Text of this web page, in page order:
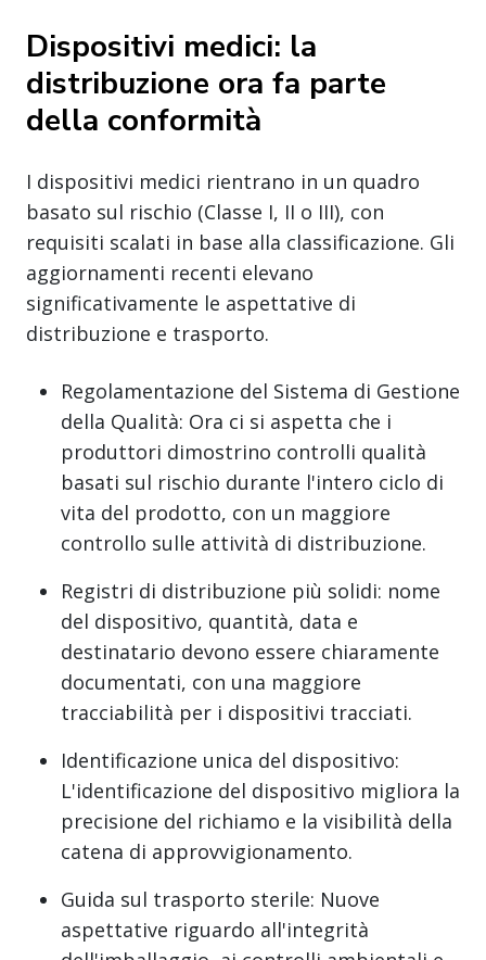
Dispositivi medici: la
distribuzione ora fa parte
della conformità
I dispositivi medici rientrano in un quadro
basato sul rischio (Classe I, II o III), con
requisiti scalati in base alla classificazione. Gli
aggiornamenti recenti elevano
significativamente le aspettative di
distribuzione e trasporto.
Regolamentazione del Sistema di Gestione
della Qualità: Ora ci si aspetta che i
produttori dimostrino controlli qualità
basati sul rischio durante l'intero ciclo di
vita del prodotto, con un maggiore
controllo sulle attività di distribuzione.
Registri di distribuzione più solidi: nome
del dispositivo, quantità, data e
destinatario devono essere chiaramente
documentati, con una maggiore
tracciabilità per i dispositivi tracciati.
Identificazione unica del dispositivo:
L'identificazione del dispositivo migliora la
precisione del richiamo e la visibilità della
catena di approvvigionamento.
Guida sul trasporto sterile: Nuove
aspettative riguardo all'integrità